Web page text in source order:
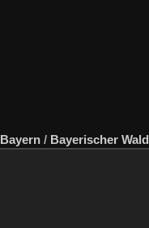
Bayern / Bayerischer Wald